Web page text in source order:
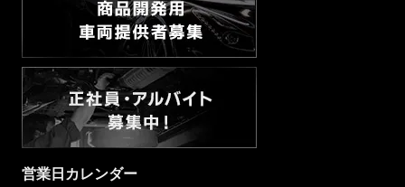
営業日カレンダー